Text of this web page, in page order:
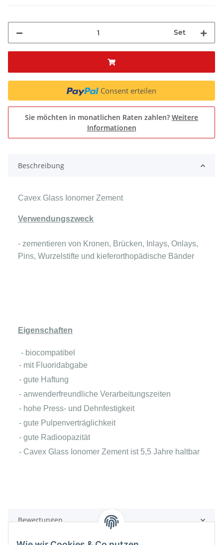
Set
Consent erteilen
Sie möchten in monatlichen Raten zahlen? Weitere
Informationen
Beschreibung
Cavex Glass Ionomer Zement
Verwendungszweck
- zementieren von Kronen, Brücken, Inlays, Onlays,
Pins, Wurzelstifte und kieferorthopädische Bänder
Eigenschaften
- biocompatibel
- mit Fluoridabgabe
- gute Haftung
- anwenderfreundliche Verarbeitungszeiten
- hohe Press- und Dehnfestigkeit
- gute Pulpenverträglichkeit
- gute Radioopazität
- Cavex Glass Ionomer Zement ist 5,5 Jahre haltbar
Bewertungen